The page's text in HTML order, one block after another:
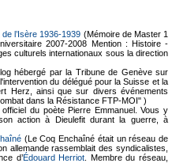
l’Isère 1936-1939 (Mémoire de Master 1
2007-2008 Mention : Histoire -
culturels internationaux sous la direction
hébergé par la Tribune de Genève sur
du délégué pour la Suisse et la
Herz, ainsi que sur divers événements
dans la Résistance FTP-MOI" )
du poète Pierre Emmanuel. Vous y
action à Dieulefit durant la guerre, à
(Le Coq Enchaîné était un réseau de
allemande rassemblait des syndicalistes,
d’Édouard Herriot . Membre du réseau,